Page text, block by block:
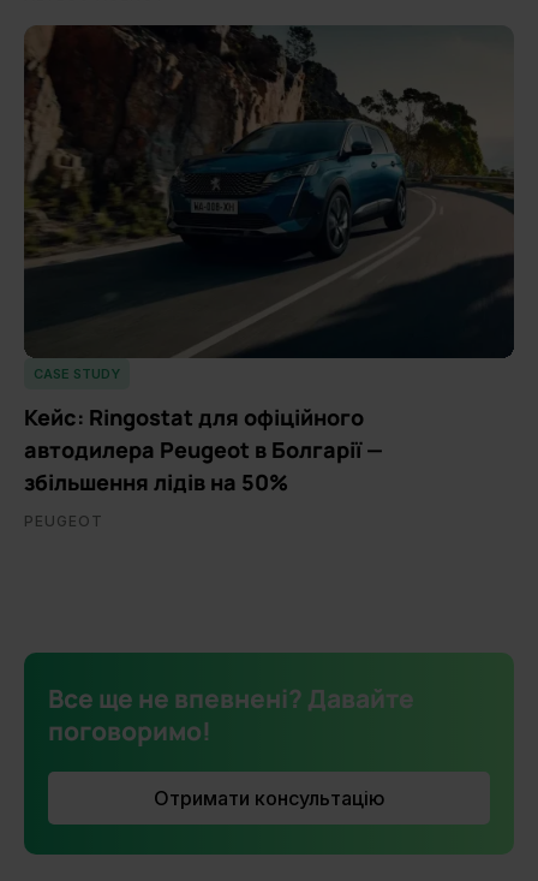
CASE STUDY
Кейс: Ringostat для офіційного
автодилера Peugeot в Болгарії —
збільшення лідів на 50%
PEUGEOT
Все ще не впевнені? Давайте
поговоримо!
Отримати консультацію